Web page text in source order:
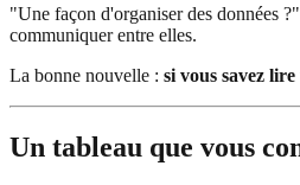
"Une façon d'organiser des données
communiquer entre elles.
La bonne nouvelle : si vous savez
Un tableau que vous